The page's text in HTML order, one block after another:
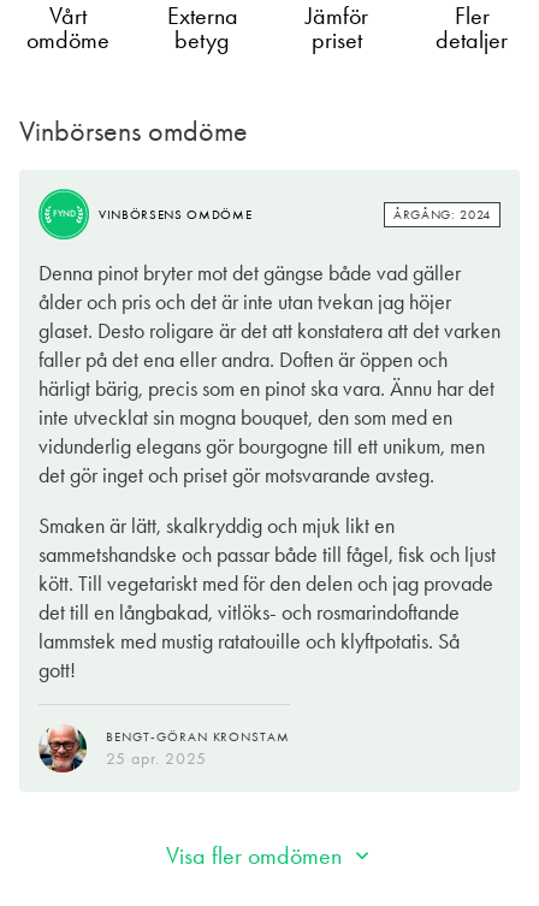
Vårt
omdöme
Externa
betyg
Jämför
priset
Fler
detaljer
Vinbörsens omdöme
FYND VINBÖRSENS OMDÖME ÅRGÅNG: 2024
Denna pinot bryter mot det gängse både vad gäller
ålder och pris och det är inte utan tvekan jag höjer
glaset. Desto roligare är det att konstatera att det varken
faller på det ena eller andra. Doften är öppen och
härligt bärig, precis som en pinot ska vara. Ännu har det
inte utvecklat sin mogna bouquet, den som med en
vidunderlig elegans gör bourgogne till ett unikum, men
det gör inget och priset gör motsvarande avsteg.
Smaken är lätt, skalkryddig och mjuk likt en
sammetshandske och passar både till fågel, fisk och ljust
kött. Till vegetariskt med för den delen och jag provade
det till en långbakad, vitlöks- och rosmarindoftande
lammstek med mustig ratatouille och klyftpotatis. Så
gott!
BENGT-GÖRAN KRONSTAM
25 apr. 2025
BRA
KÖP
VINBÖRSENS OMDÖME
drag av hallon, jordgubbar och en lätt örtig touch. Smaken är
mjuk, tonerna av mogna jordgubbar kommer igen och det finns
en liten vaniljkryddig ton. Ett soft pinot noir-vin där fruktigheten
ligger i framkant.
Producent är Ropiteau Frères som har sitt ursprung i Bourgogne.
Och i Bourgogne är det pinot noir som gäller för röda viner. En
erkänt svårodlad och nyckfull druvsort som håller vinodlarna i
Men går allt bra är det bingo. Druvorna till just det här vinet
kommer från vingårdar i södra Frankrike där sol och värme
bidrar till den generösa fruktigheten.
Servera gärna vinet till en frasigt panerad kycklingfilé med
sojamajonnäs och frisk vattenkrassesallad. Vinets mjuka
fruktighet blir en bra följeslagare till kycklingens milda smak.
GUNILLA HULTGREN KARELL
Visa fler omdömen